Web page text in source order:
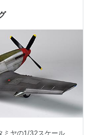
ラや車体前面の装甲
ミヤの1/32スケール